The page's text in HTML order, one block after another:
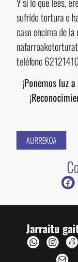
sufrido tortura o
caso encima de
teléfono
¡Ponemos luz
AURREKOA
Jarraitu